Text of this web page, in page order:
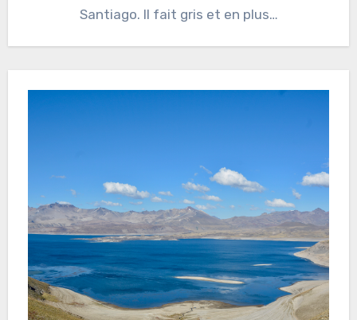
Santiago. Il fait gris et en plus…